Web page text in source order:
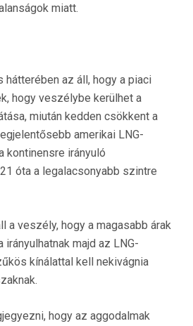
miatt.
hátterében az áll, hogy a piaci
hogy veszélybe kerülhet a
miután kedden csökkent a
amerikai LNG-
kontinensre irányuló
óta a legalacsonyabb szintre
a veszély, hogy a magasabb árak
majd az LNG-
kínálattal kell nekivágnia
hogy az aggodalmak